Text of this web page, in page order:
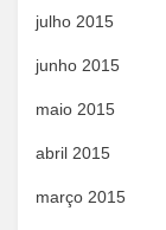
julho 2015
junho 2015
maio 2015
abril 2015
março 2015